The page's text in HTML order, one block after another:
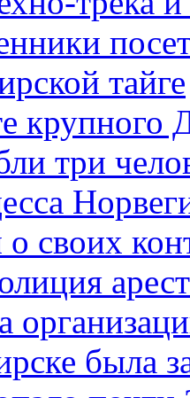
тайге
крупного
три
своих
была